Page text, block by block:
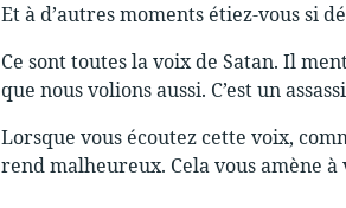
Et à d’autres moments étiez-vous si
Ce sont toutes la voix de Satan. Il
que nous volions aussi. C’est un
Lorsque vous écoutez cette voix,
rend malheureux. Cela vous amène